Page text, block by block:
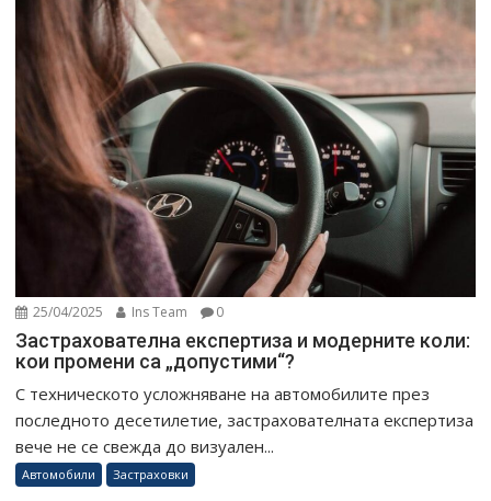
25/04/2025 Ins Team 0
Застрахователна експертиза и модерните коли:
кои промени са „допустими“?
С техническото усложняване на автомобилите през
последното десетилетие, застрахователната експертиза
вече не се свежда до визуален...
Автомобили Застраховки